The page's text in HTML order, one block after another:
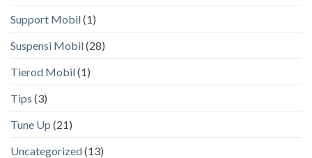
Support Mobil(1)
Suspensi Mobil(28)
Tierod Mobil(1)
Tips (3)
Tune Up (21)
Uncategorized(13)